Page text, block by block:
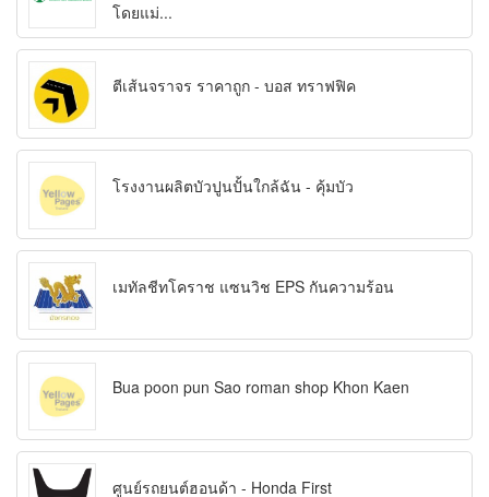
โดยแม่...
ตีเส้นจราจร ราคาถูก - บอส ทราฟฟิค
โรงงานผลิตบัวปูนปั้นใกล้ฉัน - คุ้มบัว
เมทัลชีทโคราช แซนวิช EPS กันความร้อน
Bua poon pun Sao roman shop Khon Kaen
ศูนย์รถยนต์ฮอนด้า - Honda First